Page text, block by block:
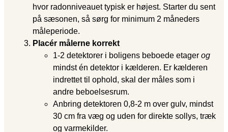
hvor radonniveauet typisk er højest. Starter du sent
på sæsonen, så sørg for minimum 2 måneders
måleperiode.
Placér målerne korrekt
1-2 detektorer i boligens beboede etager og
mindst én detektor i kælderen. Er kælderen
indrettet til ophold, skal der måles som i
andre beboelsesrum.
Anbring detektoren 0,8-2 m over gulv, mindst
30 cm fra væg og uden for direkte sollys, træk
og varmekilder.